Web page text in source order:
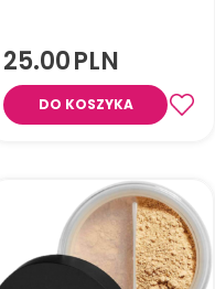
25.00PLN
DO KOSZYKA